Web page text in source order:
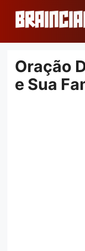
conteúdo
Oração
e Sua